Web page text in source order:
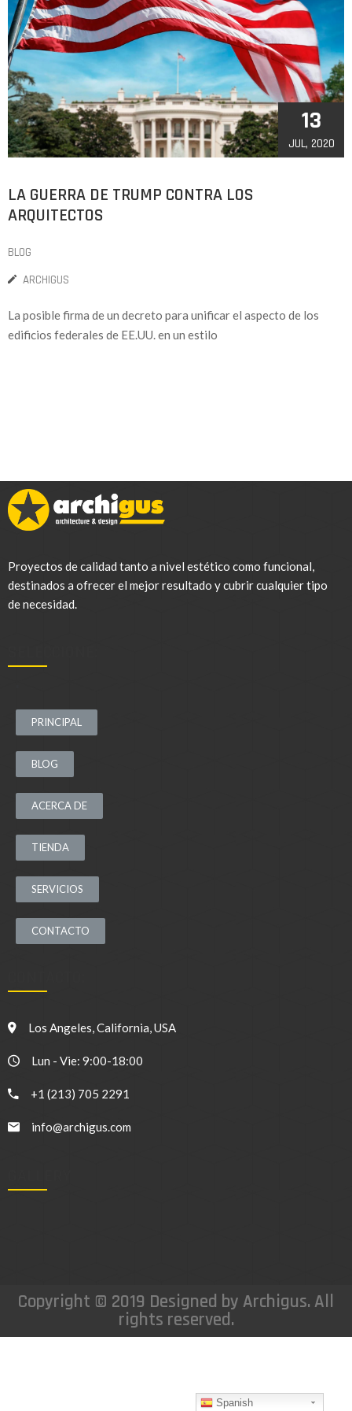
13
JUL, 2020
LA GUERRA DE TRUMP CONTRA LOS
ARQUITECTOS
BLOG
ARCHIGUS
La posible firma de un decreto para unificar el aspecto de los
edificios federales de EE.UU. en un estilo
Proyectos de calidad tanto a nivel estético como funcional,
destinados a ofrecer el mejor resultado y cubrir cualquier tipo
de necesidad.
PRINCIPAL
BLOG
ACERCA DE
TIENDA
SERVICIOS
CONTACTO
Los Angeles, California, USA
Lun - Vie: 9:00-18:00
+1 (213) 705 2291
info@archigus.com
Copyright © 2019 Designed by Archigus. All
rights reserved.
Spanish